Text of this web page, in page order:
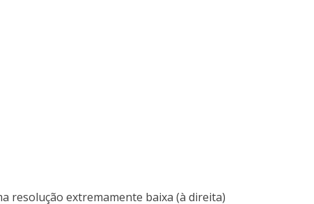
resolução extremamente baixa (à direita)